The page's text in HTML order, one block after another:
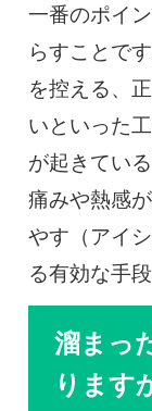
一番のポイ
らすことで
を控える、
いといった
が起きてい
痛みや熱感
やす（アイ
る有効な手
溜まっ
ります